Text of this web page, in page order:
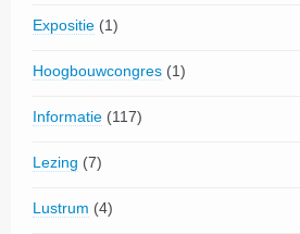
Expositie (1)
Hoogbouwcongres (1)
Informatie (117)
Lezing (7)
Lustrum (4)